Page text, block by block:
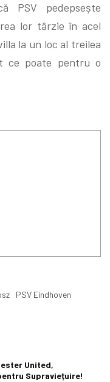
PSV pedepsește
lor târzie în acel
la un loc al treilea
ce poate pentru o
PSV Eindhoven
United,
Supraviețuire!